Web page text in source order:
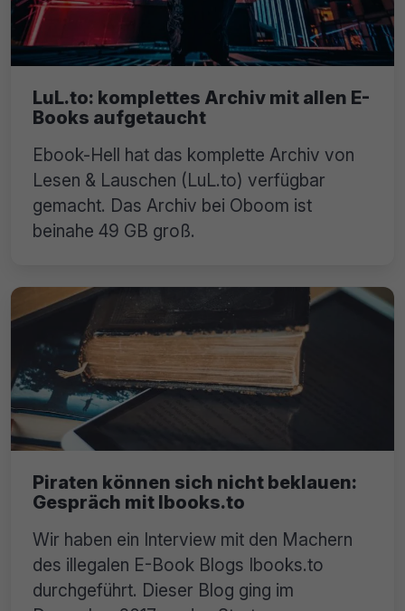
LuL.to: komplettes Archiv mit allen E-
Books aufgetaucht
Ebook-Hell hat das komplette Archiv von
Lesen & Lauschen (LuL.to) verfügbar
gemacht. Das Archiv bei Oboom ist
beinahe 49 GB groß.
Piraten können sich nicht beklauen:
Gespräch mit Ibooks.to
Wir haben ein Interview mit den Machern
des illegalen E-Book Blogs Ibooks.to
durchgeführt. Dieser Blog ging im